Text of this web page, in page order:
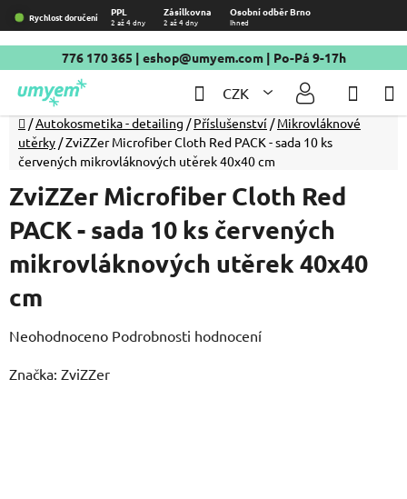
Přejít
na
obsah
Rychlost doručení PPL Zásilkovna Osobní odběr Brno
2 až 4 dny 2 až 4 dny Ihned
776 170 365 | eshop@umyem.com| Po-Pá 9-17h
CZK
Hledat
Domů
/Autokosmetika - detailing / Příslušenství / Mikrovláknové
utěrky /ZviZZer Microfiber Cloth Red PACK - sada 10 ks
červených mikrovláknových utěrek 40x40 cm
ZviZZer Microfiber Cloth Red
PACK - sada 10 ks červených
mikrovláknových utěrek 40x40
cm
Průměrné
produktu
Neohodnoceno Podrobnosti hodnocení
Značka: ZviZZer